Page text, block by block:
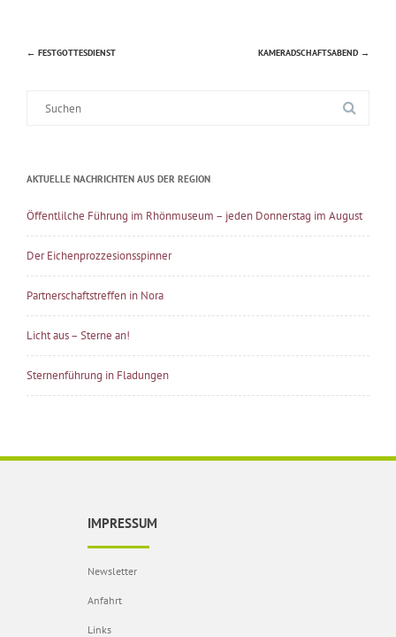
Beitragsnavigation
← FESTGOTTESDIENST KAMERADSCHAFTSABEND →
AKTUELLE NACHRICHTEN AUS DER REGION
Öffentlilche Führung im Rhönmuseum – jeden Donnerstag im August
Der Eichenprozzesionsspinner
Partnerschaftstreffen in Nora
Licht aus – Sterne an!
Sternenführung in Fladungen
IMPRESSUM
Newsletter
Anfahrt
Links